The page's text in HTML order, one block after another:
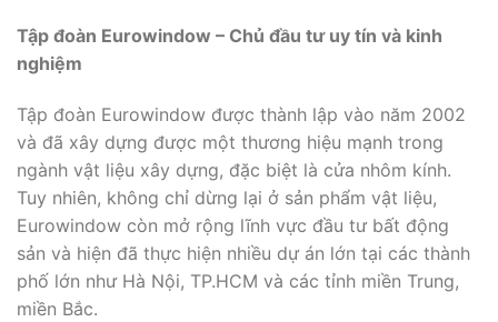
Tập đoàn Eurowindow – Chủ đầu tư uy tín và kinh
nghiệm
Tập đoàn Eurowindow được thành lập vào năm 2002
và đã xây dựng được một thương hiệu mạnh trong
ngành vật liệu xây dựng, đặc biệt là cửa nhôm kính.
Tuy nhiên, không chỉ dừng lại ở sản phẩm vật liệu,
Eurowindow còn mở rộng lĩnh vực đầu tư bất động
sản và hiện đã thực hiện nhiều dự án lớn tại các thành
phố lớn như Hà Nội, TP.HCM và các tỉnh miền Trung,
miền Bắc.